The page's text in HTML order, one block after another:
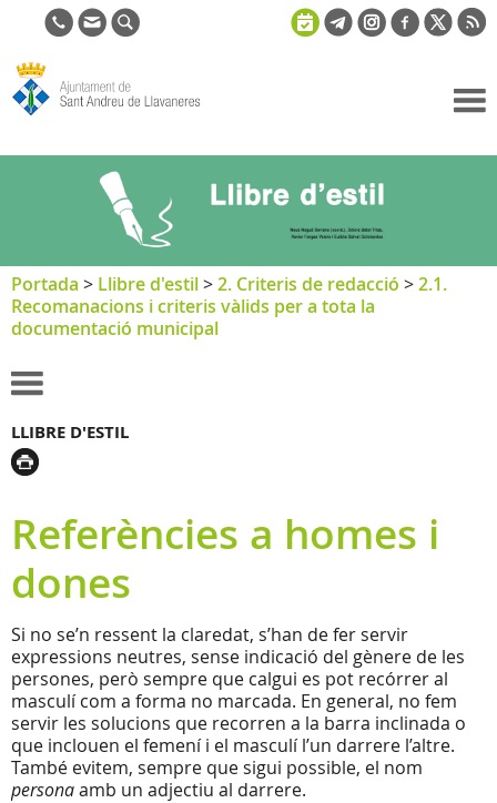
de Sant
Andreu de
Llavaneres
Portada > Llibre d'estil>2. Criteris de redacció >2.1.
Recomanacions i criteris vàlids per a tota la
documentació municipal
LLIBRE D'ESTIL
Referències a homes i
dones
Si no se’n ressent la claredat, s’han de fer servir
expressions neutres, sense indicació del gènere de les
persones, però sempre que calgui es pot recórrer al
masculí com a forma no marcada. En general, no fem
servir les solucions que recorren a la barra inclinada o
que inclouen el femení i el masculí l’un darrere l’altre.
També evitem, sempre que sigui possible, el nom
personaamb un adjectiu al darrere.